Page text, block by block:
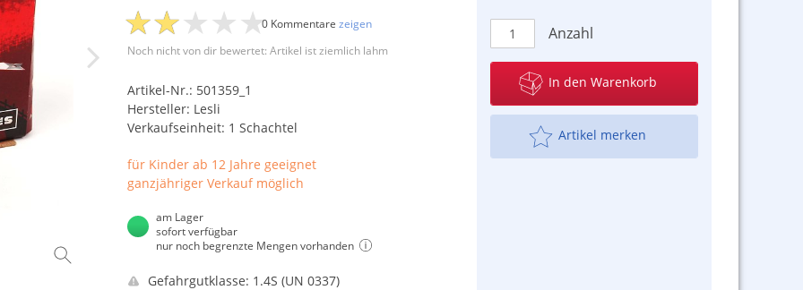
Noch nicht von dir bewertet: Artikel ist ziemlich lahm
0 Kommentare zeigen
Artikel-Nr.: 501359_1
Hersteller: Lesli
Verkaufseinheit: 1 Schachtel
für Kinder ab 12 Jahre geeignet
ganzjähriger Verkauf möglich
am Lager
sofort verfügbar
nur noch begrenzte Mengen vorhanden
Gefahrgutklasse: 1.4S (UN 0337)
Anzahl
In den Warenkorb
Artikel merken